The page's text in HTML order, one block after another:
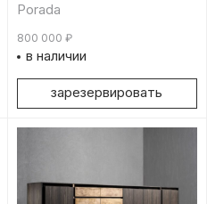
Porada
800 000 ₽
в наличии
зарезервировать